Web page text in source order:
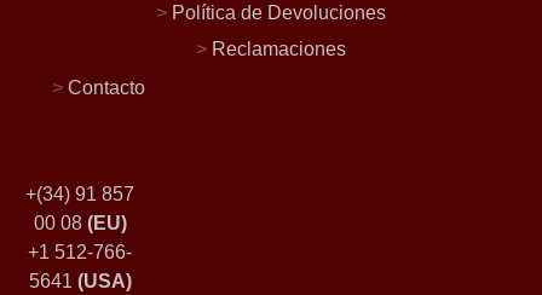
> Política de Devoluciones
> Reclamaciones
> Contacto
+(34) 91 857
00 08 (EU)
+1 512-766-
5641 (USA)